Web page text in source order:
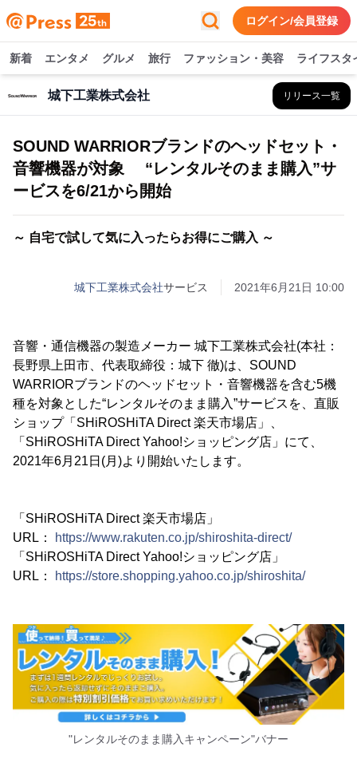
ログイン/会員登録
新着 エンタメ グルメ 旅行 ファッション・美容 ライフスタ
城下工業株式会社 リリース一覧
SOUND WARRIORブランドのヘッドセット・
音響機器が対象 “レンタルそのまま購入”サ
ービスを6/21から開始
～ 自宅で試して気に入ったらお得にご購入 ～
城下工業株式会社サービス 2021年6月21日 10:00
音響・通信機器の製造メーカー 城下工業株式会社(本社：
長野県上田市、代表取締役：城下 徹)は、SOUND
WARRIORブランドのヘッドセット・音響機器を含む5機
種を対象とした“レンタルそのまま購入”サービスを、直販
ショップ「SHiROSHiTA Direct 楽天市場店」、
「SHiROSHiTA Direct Yahoo!ショッピング店」にて、
2021年6月21日(月)より開始いたします。
「SHiROSHiTA Direct 楽天市場店」
URL：
https://www.rakuten.co.jp/shiroshita-direct/
「SHiROSHiTA Direct Yahoo!ショッピング店」
URL：
https://store.shopping.yahoo.co.jp/shiroshita/
"レンタルそのまま購入キャンペーン"バナー